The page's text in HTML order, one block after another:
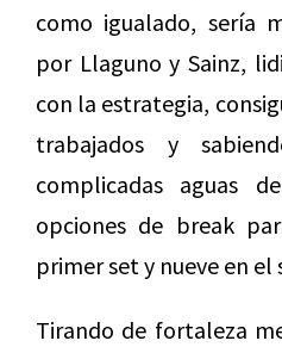
como igualado, sería
por Llaguno y Sainz,
con la estrategia,
trabajados y
complicadas aguas
opciones de break
primer set y nueve en el
Tirando de fortaleza